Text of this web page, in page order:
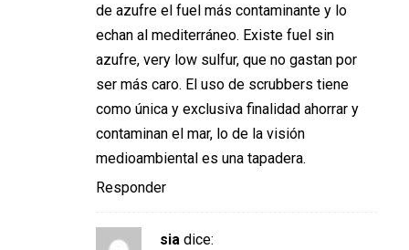
de azufre el fuel más contaminante y lo
echan al mediterráneo. Existe fuel sin
azufre, very low sulfur, que no gastan por
ser más caro. El uso de scrubbers tiene
como única y exclusiva finalidad ahorrar y
contaminan el mar, lo de la visión
medioambiental es una tapadera.
Responder
sia dice: